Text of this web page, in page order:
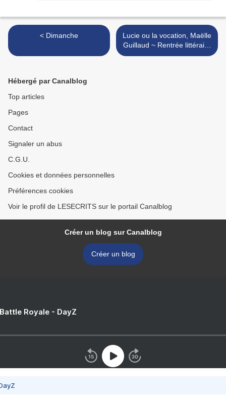
< Dimanche
Lucie ou la vocation, Maëlle
Guillaud ~ Rentrée littéraire
2016 >
Hébergé par Canalblog
Top articles
Pages
Contact
Signaler un abus
C.G.U.
Cookies et données personnelles
Préférences cookies
Voir le profil de LESECRITS sur le portail Canalblog
Créer un blog sur Canalblog
Créer un blog
Royale - DayZ